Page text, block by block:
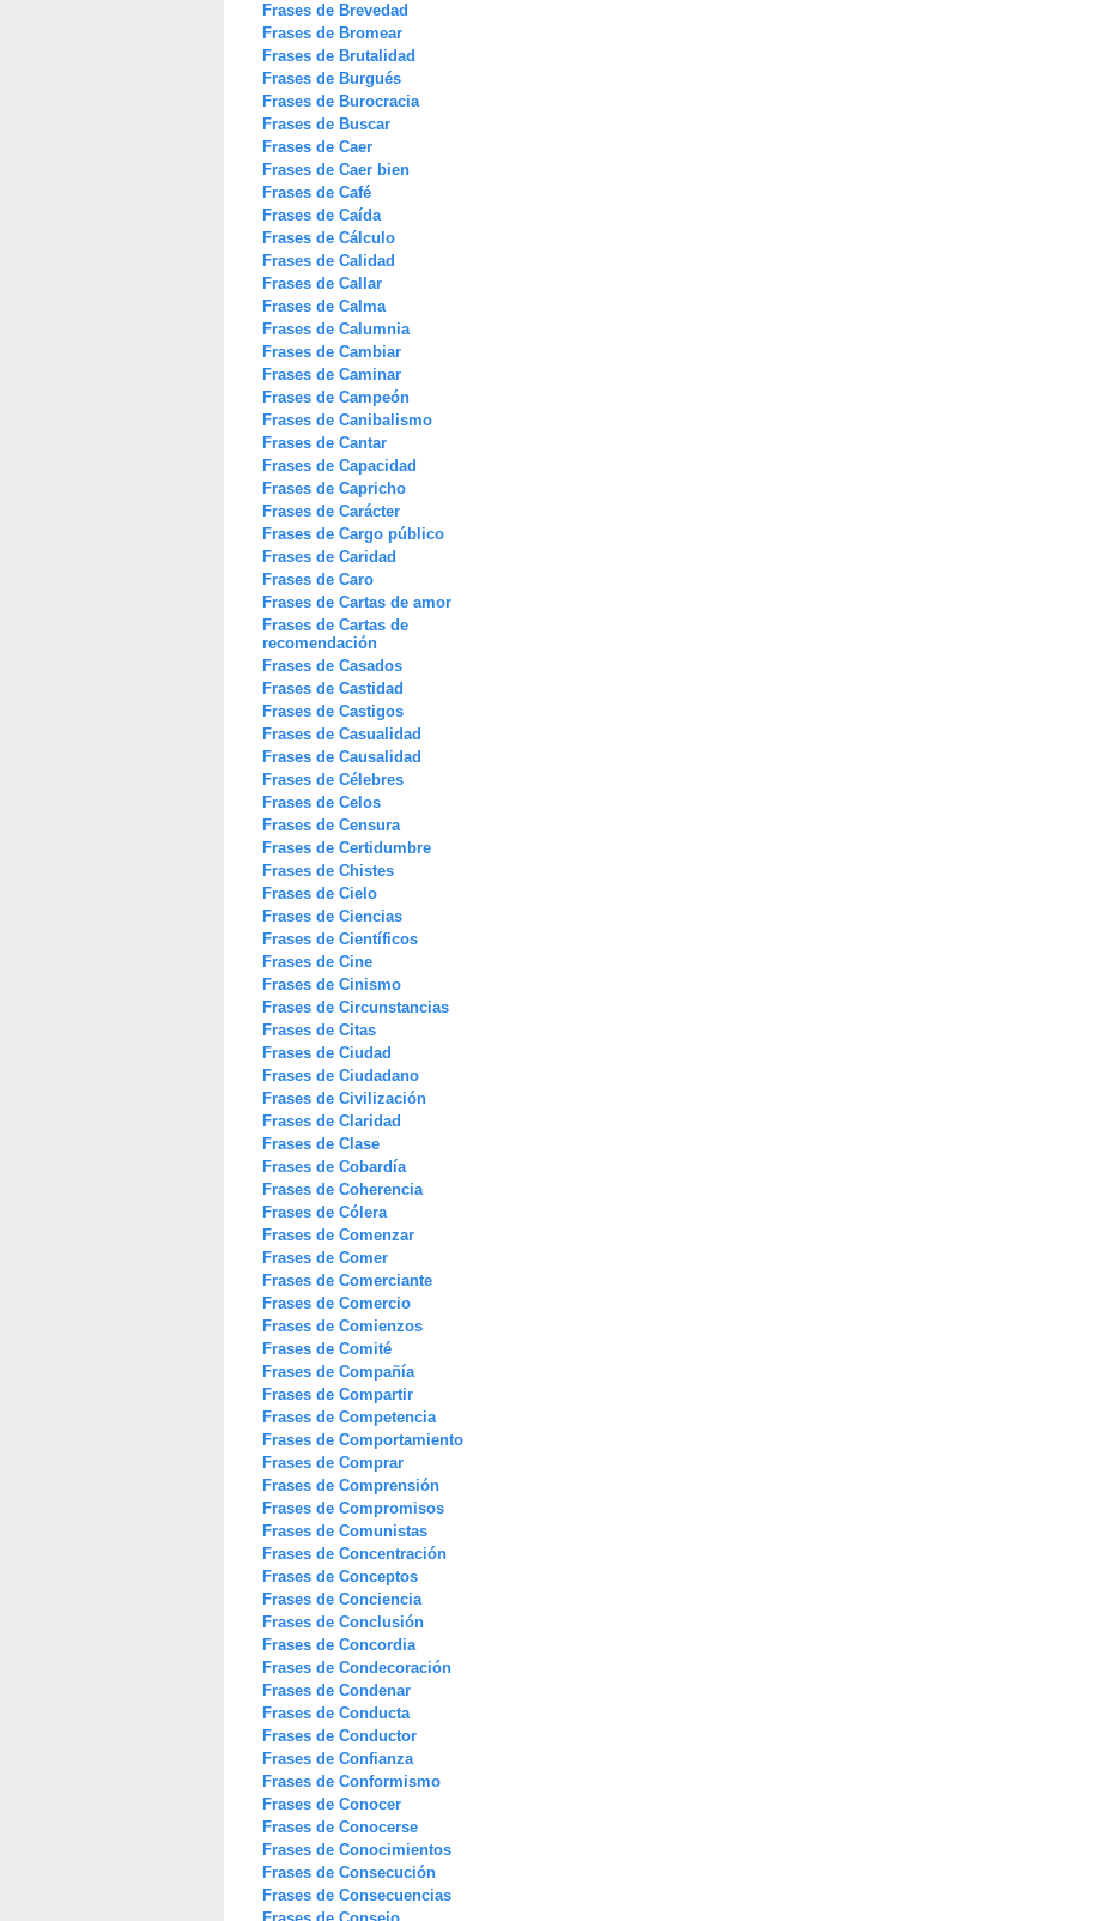
Frases de Brevedad
Frases de Bromear
Frases de Brutalidad
Frases de Burgués
Frases de Burocracia
Frases de Buscar
Frases de Caer
Frases de Caer bien
Frases de Café
Frases de Caída
Frases de Cálculo
Frases de Calidad
Frases de Callar
Frases de Calma
Frases de Calumnia
Frases de Cambiar
Frases de Caminar
Frases de Campeón
Frases de Canibalismo
Frases de Cantar
Frases de Capacidad
Frases de Capricho
Frases de Carácter
Frases de Cargo público
Frases de Caridad
Frases de Caro
Frases de Cartas de amor
Frases de Cartas de
recomendación
Frases de Casados
Frases de Castidad
Frases de Castigos
Frases de Casualidad
Frases de Causalidad
Frases de Célebres
Frases de Celos
Frases de Censura
Frases de Certidumbre
Frases de Chistes
Frases de Cielo
Frases de Ciencias
Frases de Científicos
Frases de Cine
Frases de Cinismo
Frases de Circunstancias
Frases de Citas
Frases de Ciudad
Frases de Ciudadano
Frases de Civilización
Frases de Claridad
Frases de Clase
Frases de Cobardía
Frases de Coherencia
Frases de Cólera
Frases de Comenzar
Frases de Comer
Frases de Comerciante
Frases de Comercio
Frases de Comienzos
Frases de Comité
Frases de Compañía
Frases de Compartir
Frases de Competencia
Frases de Comportamiento
Frases de Comprar
Frases de Comprensión
Frases de Compromisos
Frases de Comunistas
Frases de Concentración
Frases de Conceptos
Frases de Conciencia
Frases de Conclusión
Frases de Concordia
Frases de Condecoración
Frases de Condenar
Frases de Conducta
Frases de Conductor
Frases de Confianza
Frases de Conformismo
Frases de Conocer
Frases de Conocerse
Frases de Conocimientos
Frases de Consecución
Frases de Consecuencias